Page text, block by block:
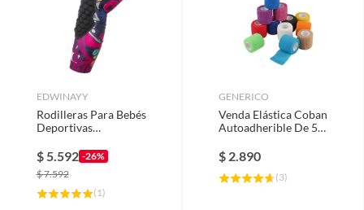
Articulos de Proteccion
EDWINAYY
Rodilleras Para Bebés
Deportivas
Respirab
$5.592 -26%
$7.592
( 1)
GENERICO
Venda Elástica Coban
Autoadherible De 5
$ 2.890
(3)